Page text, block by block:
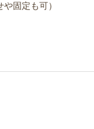
固定も可）